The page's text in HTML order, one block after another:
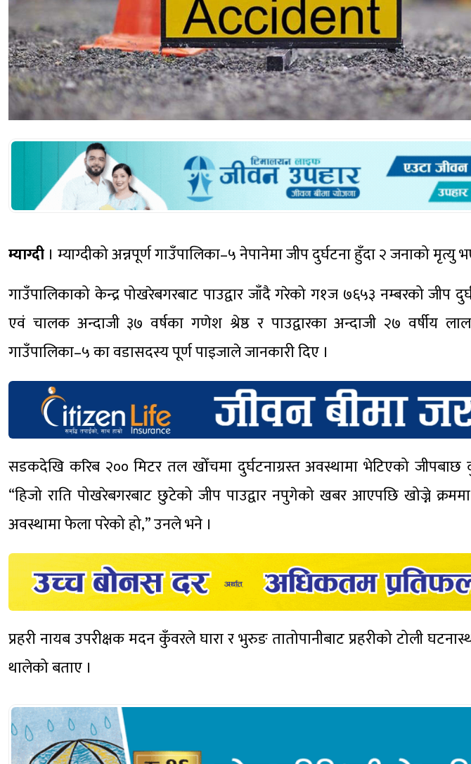
म्याग्दी । म्याग्दीको अन्नपूर्ण गाउँपालिका–५ नेपानेमा जीप दुर्घटना हुँदा २ जनाको मृत्यु
गाउँपालिकाको केन्द्र पोखरेबगरबाट पाउद्वार जाँदै गरेको ग१ज ७६५३ नम्बरको जीप
एवं चालक अन्दाजी ३७ वर्षका गणेश श्रेष्ठ र पाउद्वारका अन्दाजी २७ वर्षीय
गाउँपालिका–५ का वडासदस्य पूर्ण पाइजाले जानकारी दिए ।
सडकदेखि करिब २०० मिटर तल खोँचमा दुर्घटनाग्रस्त अवस्थामा भेटिएको
“हिजो राति पोखरेबगरबाट छुटेको जीप पाउद्वार नपुगेको खबर आएपछि खोज्ने
अवस्थामा फेला परेको हो,” उनले भने ।
प्रहरी नायब उपरीक्षक मदन कुँवरले घारा र भुरुङ तातोपानीबाट प्रहरीको टोली
थालेको बताए ।